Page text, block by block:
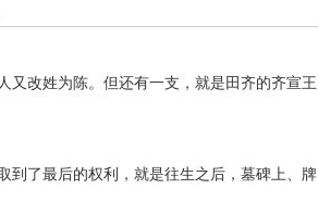
改姓为陈。但还有一支，就是田齐的齐宣王
了最后的权利，就是往生之后，墓碑上、牌